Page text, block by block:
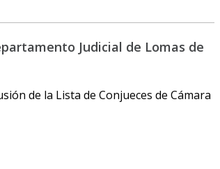
Judicial de Lomas de
de la Lista de Conjueces de Cámara